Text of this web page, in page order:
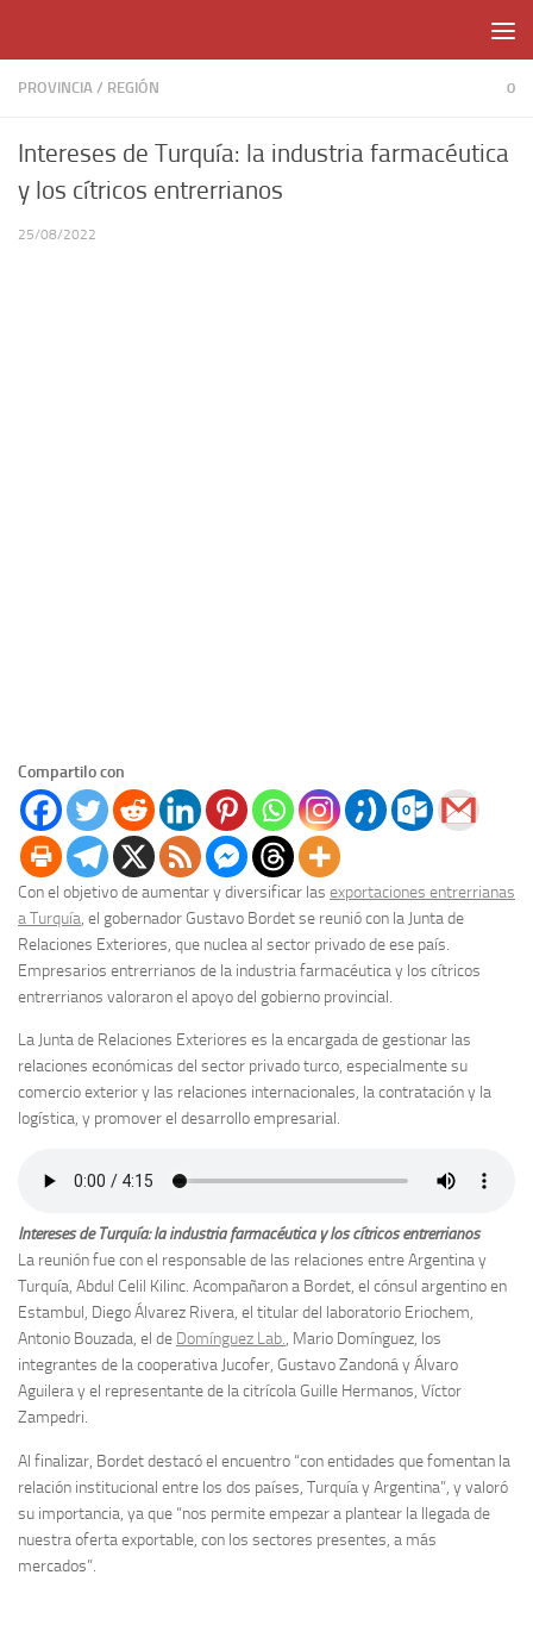
PROVINCIA / REGIÓN 0
Intereses de Turquía: la industria farmacéutica
y los cítricos entrerrianos
25/08/2022
Compartilo con
Con el objetivo de aumentar y diversificar las exportaciones entrerrianas
a Turquía, el gobernador Gustavo Bordet se reunió con la Junta de
Relaciones Exteriores, que nuclea al sector privado de ese país.
Empresarios entrerrianos de la industria farmacéutica y los cítricos
entrerrianos valoraron el apoyo del gobierno provincial.
La Junta de Relaciones Exteriores es la encargada de gestionar las
relaciones económicas del sector privado turco, especialmente su
comercio exterior y las relaciones internacionales, la contratación y la
logística, y promover el desarrollo empresarial.
Intereses de Turquía: la industria farmacéutica y los cítricos entrerrianos
La reunión fue con el responsable de las relaciones entre Argentina y
Turquía, Abdul Celil Kilinc. Acompañaron a Bordet, el cónsul argentino en
Estambul, Diego Álvarez Rivera, el titular del laboratorio Eriochem,
Antonio Bouzada, el de Domínguez Lab., Mario Domínguez, los
integrantes de la cooperativa Jucofer, Gustavo Zandoná y Álvaro
Aguilera y el representante de la citrícola Guille Hermanos, Víctor
Zampedri.
Al finalizar, Bordet destacó el encuentro “con entidades que fomentan la
relación institucional entre los dos países, Turquía y Argentina”, y valoró
su importancia, ya que “nos permite empezar a plantear la llegada de
nuestra oferta exportable, con los sectores presentes, a más
mercados”.